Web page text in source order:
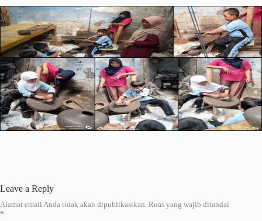
Leave a Reply
Alamat email Anda tidak akan dipublikasikan. Ruas yang wajib ditandai
*
A
l